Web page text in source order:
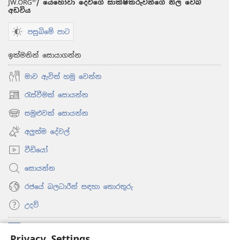
JW.ORG / යෙහෝවා දෙවිගේ සාක්ෂිකරුවන්ගේ නිල වෙබ්
අඩවිය
පසුබිමේ පාට
ඉක්මනින් සොයාගන්න
මාව ඇවිත් හමු වෙන්න
රැස්වීමක් සොයන්න
(opens
new
window)
සමුළුවක් සොයන්න
(opens
new
window)
අලුත්ම දේවල්
වීඩියෝ
සොයන්න
රජයේ බලධාරීන් සඳහා තොරතුරු
උදව්
(opens